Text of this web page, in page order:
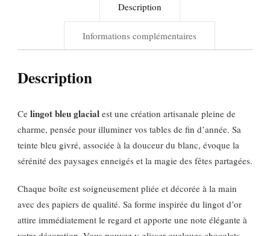
Description
Informations complémentaires
Description
Ce lingot bleu glacial est une création artisanale pleine de
charme, pensée pour illuminer vos tables de fin d’année. Sa
teinte bleu givré, associée à la douceur du blanc, évoque la
sérénité des paysages enneigés et la magie des fêtes partagées.
Chaque boîte est soigneusement pliée et décorée à la main
avec des papiers de qualité. Sa forme inspirée du lingot d’or
attire immédiatement le regard et apporte une note élégante à